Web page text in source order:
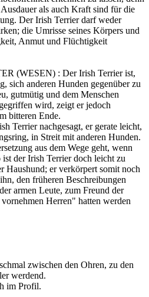
als auch Kraft sind für die
Der Irish Terrier darf weder
die Umrisse seines Körpers und
Anmut und Flüchtigkeit
(WESEN) : Der Irish Terrier ist,
sich anderen Hunden gegenüber zu
gutmütig und dem Menschen
wird, zeigt er jedoch
bitteren Ende.
Terrier nachgesagt, er gerate leicht,
in Streit mit anderen Hunden.
aus dem Wege geht, wenn
der Irish Terrier doch leicht zu
Haushund; er verkörpert somit noch
den früheren Beschreibungen
armen Leute, zum Freund der
Herren" hatten werden
zwischen den Ohren, zu den
werdend.
im Profil.